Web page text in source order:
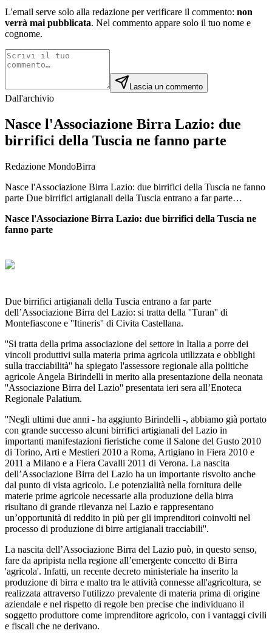
L'email serve solo alla redazione per verificare il commento: non
verrà mai pubblicata. Nel commento appare solo il tuo nome e
cognome.
Lascia un commento
Dall'archivio
Nasce l'Associazione Birra Lazio: due
birrifici della Tuscia ne fanno parte
Redazione MondoBirra
Nasce l'Associazione Birra Lazio: due birrifici della Tuscia ne fanno
parte Due birrifici artigianali della Tuscia entrano a far parte…
Nasce l'Associazione Birra Lazio: due birrifici della Tuscia ne
fanno parte
Due birrifici artigianali della Tuscia entrano a far parte
dell’Associazione Birra del Lazio: si tratta della ''Turan'' di
Montefiascone e ''Itineris'' di Civita Castellana.
''Si tratta della prima associazione del settore in Italia a porre dei
vincoli produttivi sulla materia prima agricola utilizzata e obblighi
sulla tracciabilità'' ha spiegato l'assessore regionale alla politiche
agricole Angela Birindelli in merito alla presentazione della neonata
''Associazione Birra del Lazio'' presentata ieri sera all’Enoteca
Regionale Palatium.
''Negli ultimi due anni - ha aggiunto Birindelli -, abbiamo già portato
con grande successo alcuni birrifici artigianali del Lazio in
importanti manifestazioni fieristiche come il Salone del Gusto 2010
di Torino, Arti e Mestieri 2010 a Roma, Artigiano in Fiera 2010 e
2011 a Milano e a Fiera Cavalli 2011 di Verona. La nascita
dell’Associazione Birra del Lazio ha un importante risvolto anche
dal punto di vista agricolo. Le potenzialità nella fornitura delle
materie prime agricole necessarie alla produzione della birra
risultano di grande rilevanza nel Lazio e rappresentano
un’opportunità di reddito in più per gli imprenditori coinvolti nel
processo di produzione di birre artigianali tracciabili''.
La nascita dell’Associazione Birra del Lazio può, in questo senso,
fare da apripista nella regione all’emergente concetto di Birra
'agricola'. Infatti, un recente decreto ministeriale ha inserito la
produzione di birra e malto tra le attività connesse all'agricoltura, se
realizzata attraverso l'utilizzo prevalente di materia prima di origine
aziendale e nel rispetto di regole ben precise che individuano il
soggetto produttore come imprenditore agricolo, con i vantaggi civili
e fiscali che ne derivano.